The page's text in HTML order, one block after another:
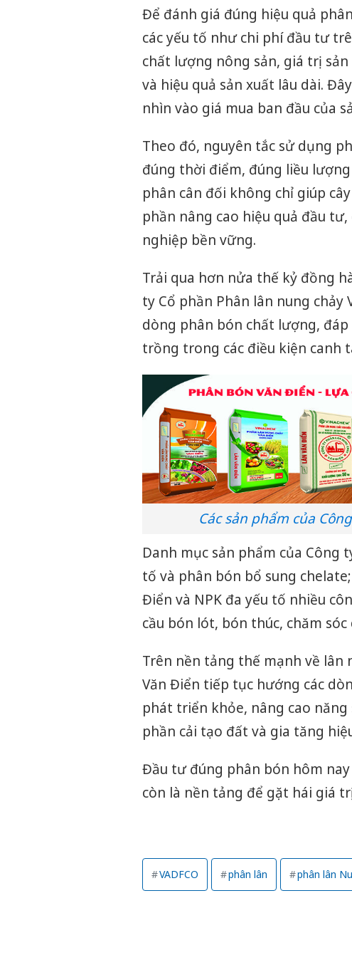
Để đánh giá đúng hiệu quả
các yếu tố như chi phí đầu tư
chất lượng nông sản, giá trị
và hiệu quả sản xuất lâu dài.
nhìn vào giá mua ban đầu của
Theo đó, nguyên tắc sử dụng
đúng thời điểm, đúng liều
phân cân đối không chỉ giúp
phần nâng cao hiệu quả đầu
nghiệp bền vững.
Trải qua hơn nửa thế kỷ đồng
ty Cổ phần Phân lân nung chảy
dòng phân bón chất lượng,
trồng trong các điều kiện canh
Các sản phẩm của
Danh mục sản phẩm của Công
tố và phân bón bổ sung
Điển và NPK đa yếu tố nhiều
cầu bón lót, bón thúc, chăm
Trên nền tảng thế mạnh về lân
Văn Điển tiếp tục hướng các
phát triển khỏe, nâng cao
phần cải tạo đất và gia tăng
Đầu tư đúng phân bón hôm nay
còn là nền tảng để gặt hái giá
VADFCO phân lân phân lân